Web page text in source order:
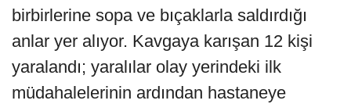
birbirlerine sopa ve bıçaklarla saldırdığı
anlar yer alıyor. Kavgaya karışan 12 kişi
yaralandı; yaralılar olay yerindeki ilk
müdahalelerinin ardından hastaneye